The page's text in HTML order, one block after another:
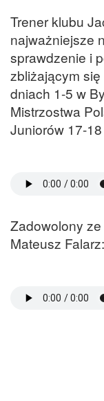
Trener klubu
najważniejsze
sprawdzenie i
zbliżającym
dniach 1-5 w
Mistrzostwa
Juniorów 17-
Zadowolony
Mateusz Falarz: